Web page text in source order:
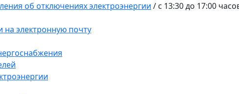
об отключениях электроэнергии / с 13:30 до 17:00
на электронную почту